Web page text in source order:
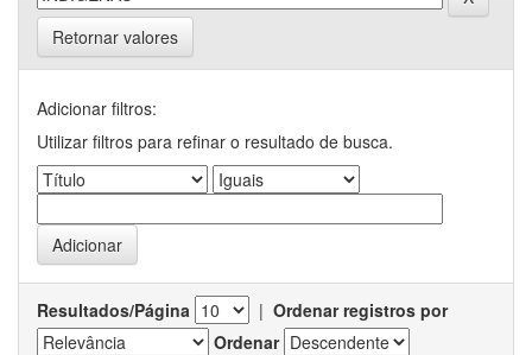
Retornar valores
Adicionar filtros:
Utilizar filtros para refinar o resultado de busca.
Resultados/Página | Ordenar registros por
Ordenar